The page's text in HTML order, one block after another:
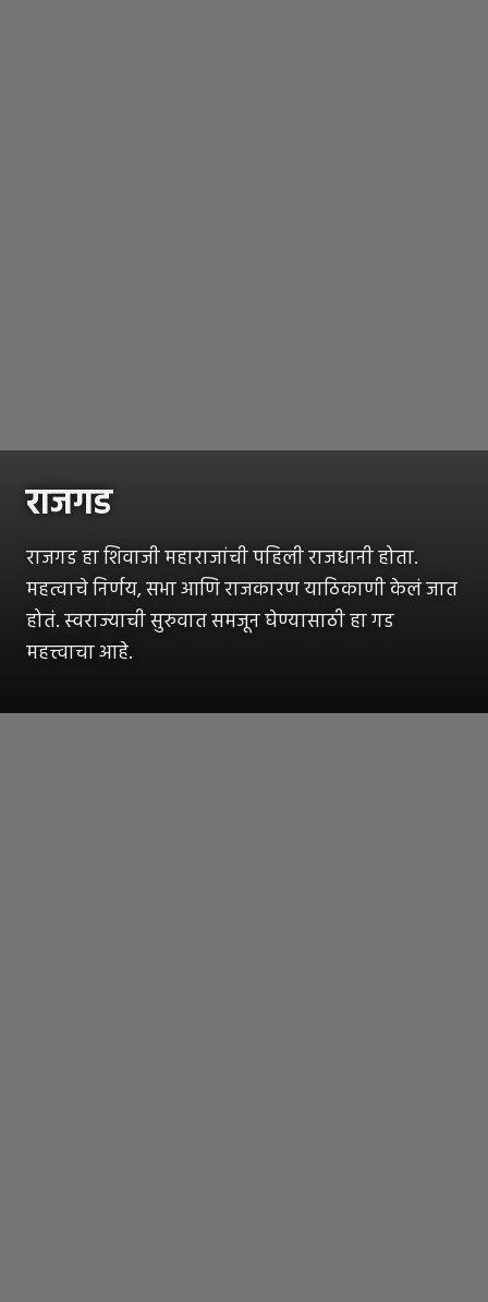
राजगड
राजगड हा शिवाजी महाराजांची पहिली राजधानी होता.
महत्वाचे निर्णय, सभा आणि राजकारण याठिकाणी केलं जात
होतं. स्वराज्याची सुरुवात समजून घेण्यासाठी हा गड
महत्त्वाचा आहे.